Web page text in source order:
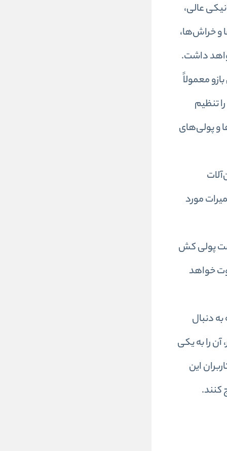
عالی،
و خراش‌ها،
داشت.
معمولاً
را تنظیم
و پولی‌های
مورد
پولی کش
آن متفاوت خواهد
دنبال
را به یکی
این
کنند.